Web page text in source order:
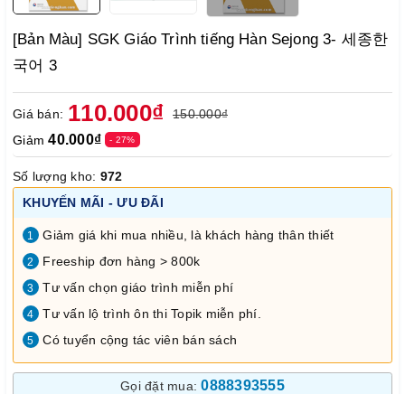
[Bản Màu] SGK Giáo Trình tiếng Hàn Sejong 3- 세종한
국어 3
Giá bán: 110.000₫
150.000₫
Giảm40.000₫ - 27%
Số lượng kho: 972
KHUYẾN MÃI - ƯU ĐÃI
1 Giảm giá khi mua nhiều, là khách hàng thân thiết
2 Freeship đơn hàng > 800k
3 Tư vấn chọn giáo trình miễn phí
4 Tư vấn lộ trình ôn thi Topik miễn phí.
5 Có tuyển cộng tác viên bán sách
Gọi đặt mua:0888393555